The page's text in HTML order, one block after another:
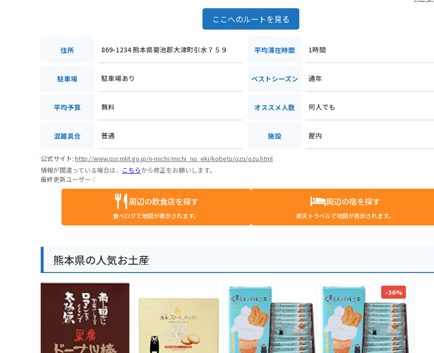
ここへのルートを見る
住所 869-1234 熊本県菊池郡大津町引水７５９ 平均滞在時間 1時間
駐車場 駐車場あり ベストシーズン 通年
平均予算 無料 オススメ人数 何人でも
混雑具合 普通 施設 屋内
公式サイト:http://www.qsr.mlit.go.jp/n-michi/michi_no_eki/kobetu/ozu/ozu.html
情報が間違っている場合は、 こちらから修正をお願いします。
最終更新ユーザー：
周辺の飲食店を探す
食べログで地図が表示されます。
周辺の宿を探す
楽天トラベルで地図が表示されます。
熊本県の人気お土産
-36%